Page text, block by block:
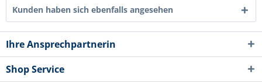
Kunden haben sich ebenfalls angesehen
Ihre Ansprechpartnerin
Shop Service